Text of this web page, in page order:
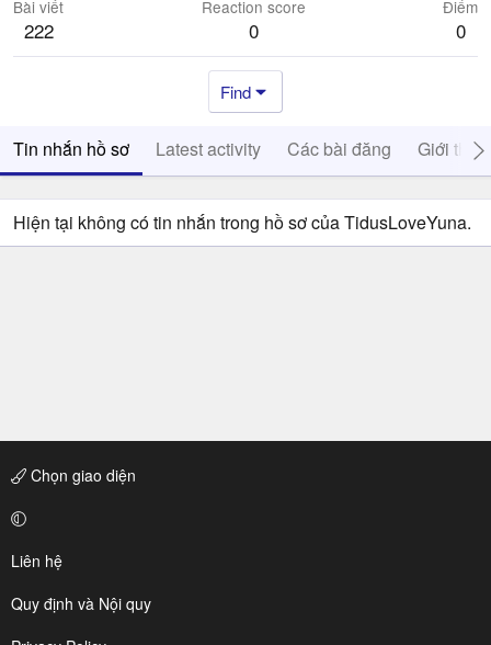
Bài viết
222
Reaction score
0
Điểm
0
Find
Tin nhắn hồ sơ Latest activity Các bài đăng Giới thiệu
Hiện tại không có tin nhắn trong hồ sơ của TidusLoveYuna.
Chọn giao diện
Liên hệ
Quy định và Nội quy